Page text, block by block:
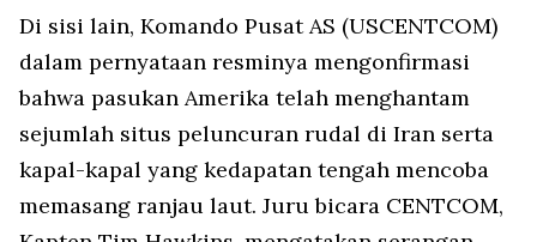
Di sisi lain, Komando Pusat AS (USCENTCOM)
dalam pernyataan resminya mengonfirmasi
bahwa pasukan Amerika telah menghantam
sejumlah situs peluncuran rudal di Iran serta
kapal-kapal yang kedapatan tengah mencoba
memasang ranjau laut. Juru bicara CENTCOM,